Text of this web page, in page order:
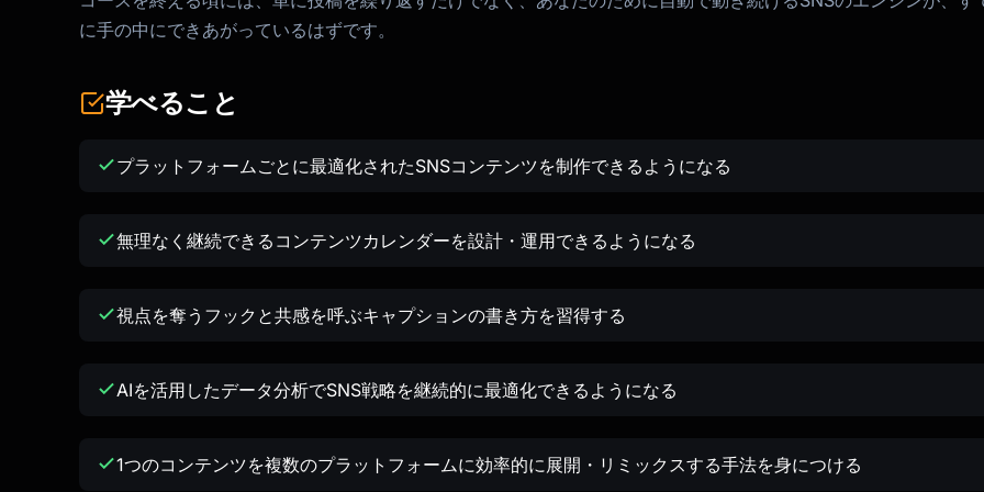
に手の中にできあがっているはずです。
学べること
プラットフォームごとに最適化されたSNSコンテンツを制作できるようになる
無理なく継続できるコンテンツカレンダーを設計・運用できるようになる
視点を奪うフックと共感を呼ぶキャプションの書き方を習得する
AIを活用したデータ分析でSNS戦略を継続的に最適化できるようになる
1つのコンテンツを複数のプラットフォームに効率的に展開・リミックスする手法を身につける